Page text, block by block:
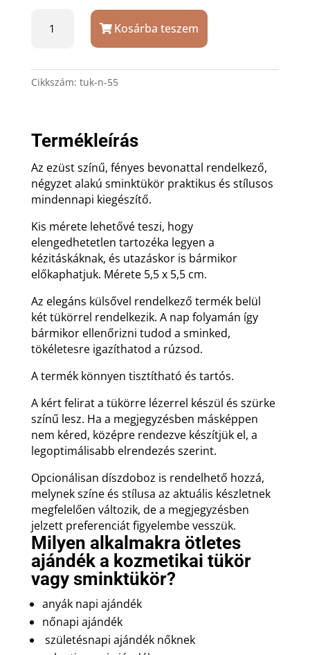
színű
ajándék
Kosárba teszem
Cikkszám: tuk-n-55
Termékleírás
Az ezüst színű, fényes bevonattal rendelkező,
négyzet alakú sminktükör praktikus és stílusos
mindennapi kiegészítő.
Kis mérete lehetővé teszi, hogy
elengedhetetlen tartozéka legyen a
kézitáskáknak, és utazáskor is bármikor
előkaphatjuk. Mérete 5,5 x 5,5 cm.
Az elegáns külsővel rendelkező termék belül
két tükörrel rendelkezik. A nap folyamán így
bármikor ellenőrizni tudod a sminked,
tökéletesre igazíthatod a rúzsod.
A termék könnyen tisztítható és tartós.
A kért felirat a tükörre lézerrel készül és szürke
színű lesz. Ha a megjegyzésben másképpen
nem kéred, középre rendezve készítjük el, a
legoptimálisabb elrendezés szerint.
Opcionálisan díszdoboz is rendelhető hozzá,
melynek színe és stílusa az aktuális készletnek
megfelelően változik, de a megjegyzésben
jelzett preferenciát figyelembe vesszük.
Milyen alkalmakra ötletes
ajándék a kozmetikai tükör
vagy sminktükör?
anyák napi ajándék
nőnapi ajándék
születésnapi ajándék nőknek